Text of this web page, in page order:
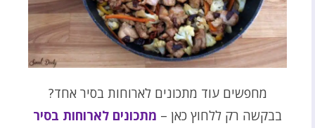
מחפשים עוד מתכונים לארוחות בסיר אחד?
בבקשה רק ללחוץ כאן – מתכונים לארוחות בסיר